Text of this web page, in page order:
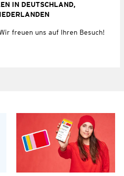
IN DEUTSCHLAND,
freuen uns auf Ihren Besuch!